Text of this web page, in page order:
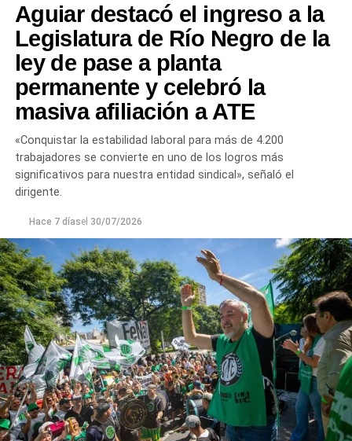
Las gestiones ante el BID comprenden un crédito de
85 millones de dólares destinado a ampliar la
producción, incorporar nuevas áreas bajo riegoy
fortalecer la capacidad de la provincia para enfrentar los
efectos del cambio climático;y otro de 60 millones de
dólares para equipamiento y modernización de los
hospitales.
El gobernador está acompañado por el ministro de
Desarrollo Económico y Productivo, Carlos Banacloy; el
Aguiar destacó el ingreso a la
Legislatura de Río Negro de la
ley de pase a planta
permanente y celebró la
masiva afiliación a ATE
«Conquistar la estabilidad laboral para más de 4.200
trabajadores se convierte en uno de los logros más
significativos para nuestra entidad sindical», señaló el
dirigente.
Hace 7 díasel 30/07/2026